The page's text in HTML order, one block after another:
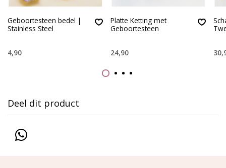
Geboortesteen bedel |
Stainless Steel
4,90
Platte Ketting met
Geboortesteen
24,90
Deel dit product